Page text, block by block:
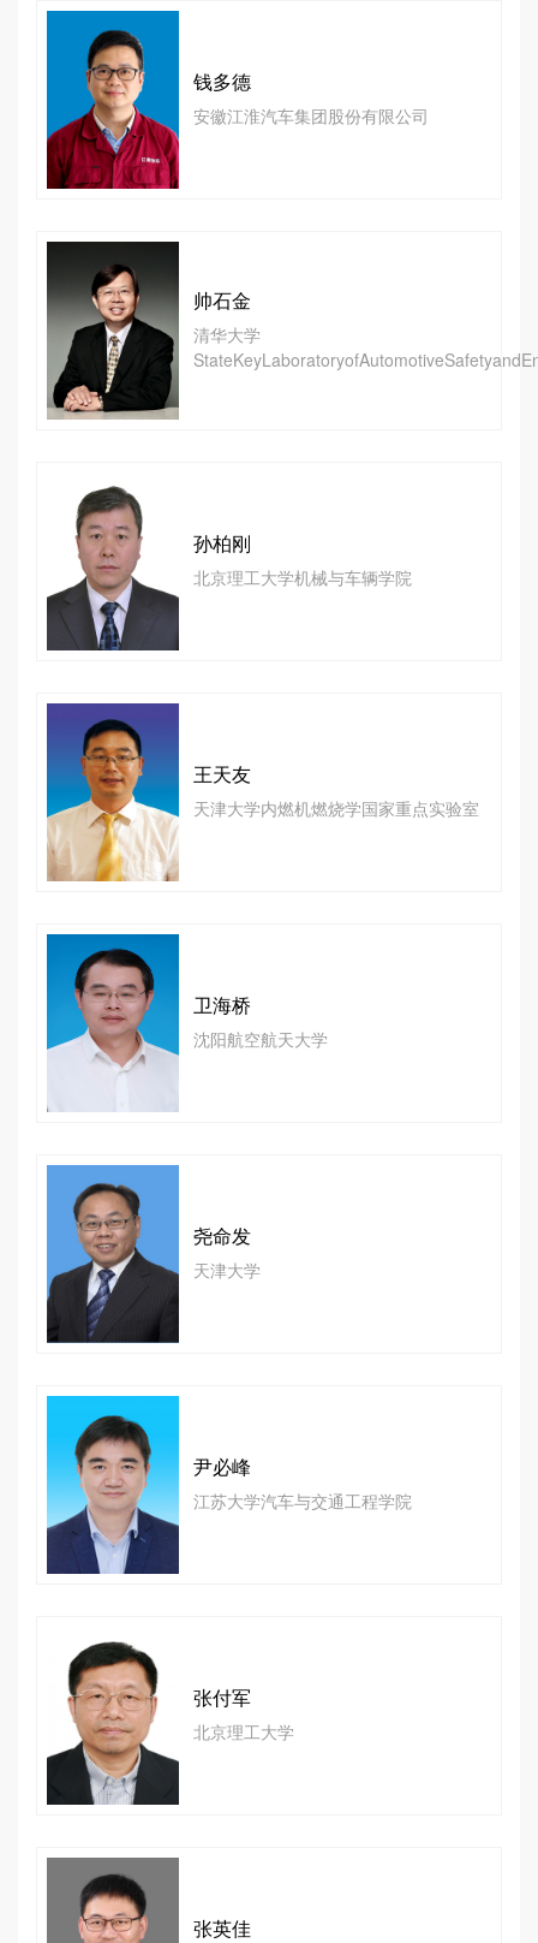
钱多德
安徽江淮汽车集团股份有限公司
帅石金
清华大学
孙柏刚
北京理工大学机械与车辆学院
王天友
天津大学内燃机燃烧学国家重点实验室
卫海桥
沈阳航空航天大学
尧命发
天津大学
尹必峰
江苏大学汽车与交通工程学院
张付军
北京理工大学
张英佳